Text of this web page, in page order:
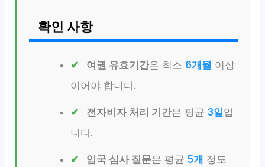
확인 사항
여권 유효기간은 최소 6개월 이상
이어야 합니다.
전자비자 처리 기간은 평균 3일입
니다.
입국 심사 질문은 평균 5개 정도